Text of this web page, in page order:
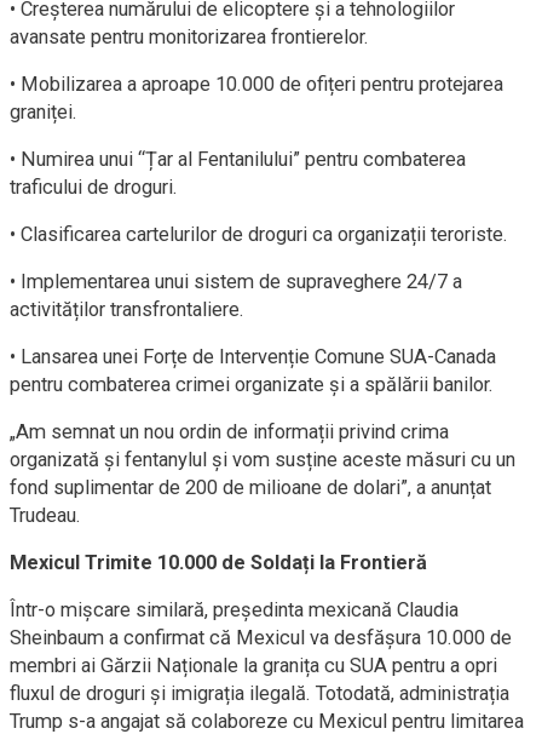
• Creșterea numărului de elicoptere și a tehnologiilor
avansate pentru monitorizarea frontierelor.
• Mobilizarea a aproape 10.000 de ofițeri pentru protejarea
graniței.
• Numirea unui “Țar al Fentanilului” pentru combaterea
traficului de droguri.
• Clasificarea cartelurilor de droguri ca organizații teroriste.
• Implementarea unui sistem de supraveghere 24/7 a
activităților transfrontaliere.
• Lansarea unei Forțe de Intervenție Comune SUA-Canada
pentru combaterea crimei organizate și a spălării banilor.
„Am semnat un nou ordin de informații privind crima
organizată și fentanylul și vom susține aceste măsuri cu un
fond suplimentar de 200 de milioane de dolari”, a anunțat
Trudeau.
Mexicul Trimite 10.000 de Soldați la Frontieră
Într-o mișcare similară, președinta mexicană Claudia
Sheinbaum a confirmat că Mexicul va desfășura 10.000 de
membri ai Gărzii Naționale la granița cu SUA pentru a opri
fluxul de droguri și imigrația ilegală. Totodată, administrația
Trump s-a angajat să colaboreze cu Mexicul pentru limitarea